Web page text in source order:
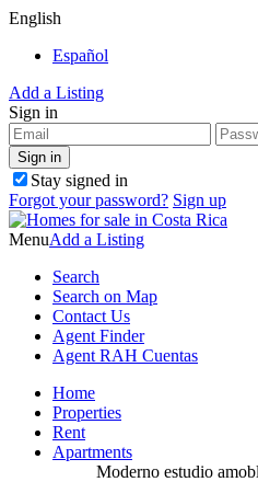
English
Español
Add a Listing
Sign in
Stay signed in
Forgot your password? Sign up
MenuAdd a Listing
Search
Search on Map
Contact Us
Agent Finder
Agent RAH Cuentas
Home
Properties
Rent
Apartments
Moderno estudio